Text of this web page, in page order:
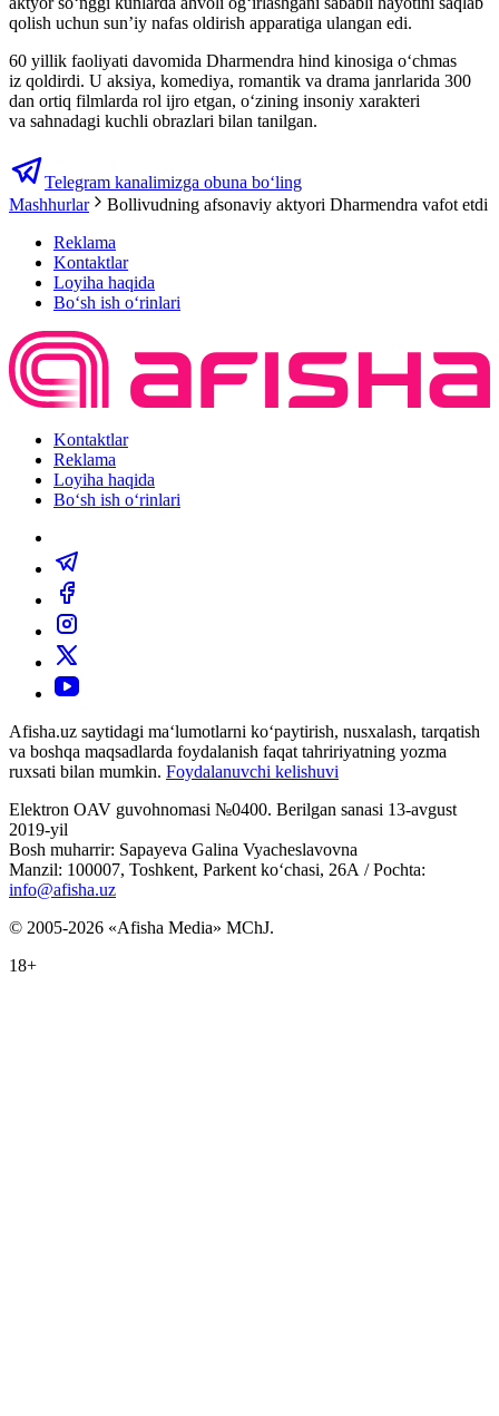
qolish uchun sun’iy nafas oldirish apparatiga ulangan edi.
60 yillik faoliyati davomida Dharmendra hind kinosiga o‘chmas
iz qoldirdi. U aksiya, komediya, romantik va drama janrlarida 300
dan ortiq filmlarda rol ijro etgan, o‘zining insoniy xarakteri
va sahnadagi kuchli obrazlari bilan tanilgan.
Telegram kanalimizga obuna bo‘ling
Mashhurlar
Bollivudning afsonaviy aktyori Dharmendra vafot etdi
Reklama
Kontaktlar
Loyiha haqida
Bo‘sh ish o‘rinlari
Kontaktlar
Reklama
Loyiha haqida
Bo‘sh ish o‘rinlari
Afisha.uz saytidagi ma‘lumotlarni ko‘paytirish, nusxalash, tarqatish
va boshqa maqsadlarda foydalanish faqat tahririyatning yozma
ruxsati bilan mumkin. Foydalanuvchi kelishuvi
Elektron OAV guvohnomasi №0400. Berilgan sanasi 13-avgust
2019-yil
Bosh muharrir: Sapayeva Galina Vyacheslavovna
Manzil: 100007, Toshkent, Parkent ko‘chasi, 26А / Pochta:
info@afisha.uz
© 2005-2026 «Afisha Media» MChJ.
18+